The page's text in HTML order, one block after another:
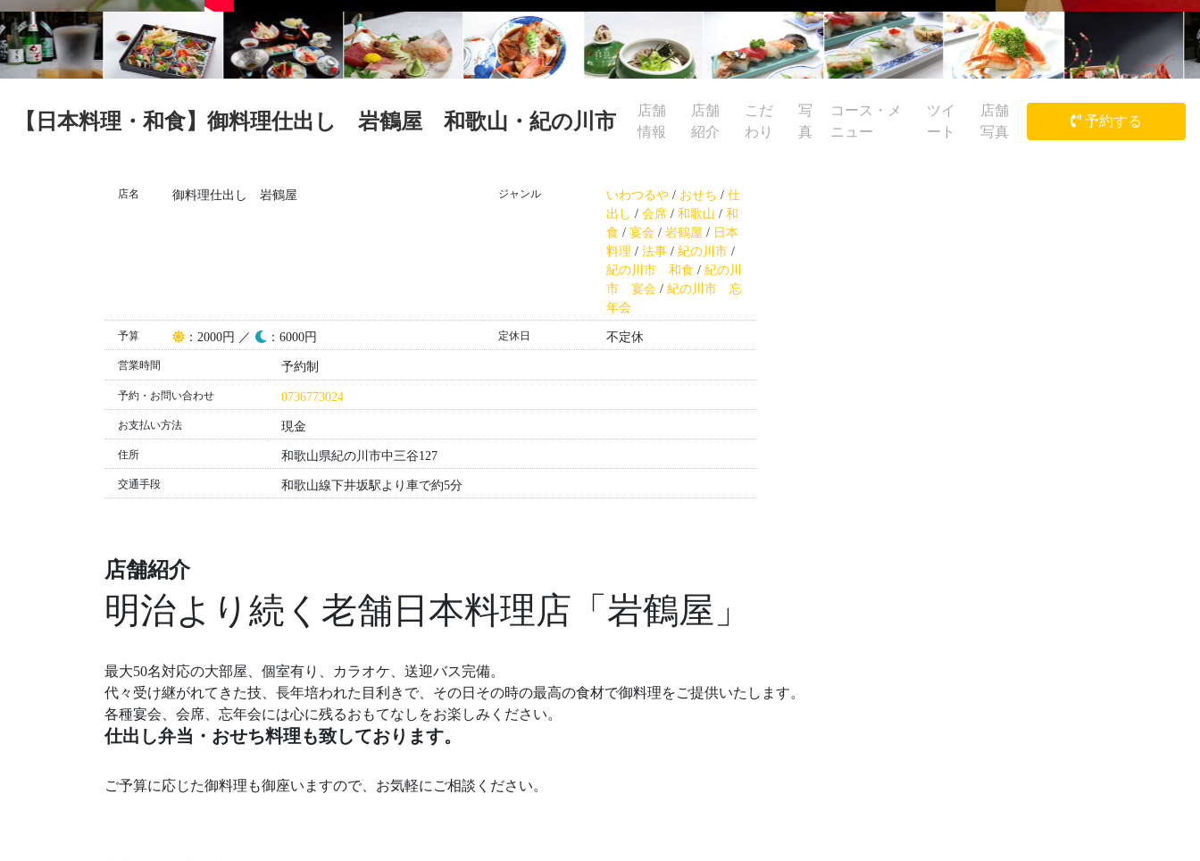
【日本料理・和食】御料理仕出し 岩鶴屋 和歌山・紀の川市
店舗
情報
店舗
紹介
こだ
わり
写
真
コース・メ
ニュー
ツイ
ート
店舗
写真
予約する
店名 御料理仕出し 岩鶴屋 ジャンル いわつるや / おせち /仕
出し /会席 /和歌山 /和
食 /宴会 /岩鶴屋 / 日本
料理 /法事 /紀の川市 /
紀の川市 和食 /紀の川
市 宴会 /紀の川市 忘
年会
予算 昼
：2000円 ／ 夜
：6000円 定休日 不定休
営業時間 予約制
予約・お問い合わせ 0736773024
お支払い方法 現金
住所 和歌山県紀の川市中三谷127
交通手段 和歌山線下井坂駅より車で約5分
店舗紹介
明治より続く老舗日本料理店「岩鶴屋」
最大50名対応の大部屋、個室有り、カラオケ、送迎バス完備。
代々受け継がれてきた技、長年培われた目利きで、その日その時の最高の食材で御料理をご提供いたします。
各種宴会、会席、忘年会には心に残るおもてなしをお楽しみください。
仕出し弁当・おせち料理も致しております。
ご予算に応じた御料理も御座いますので、お気軽にご相談ください。